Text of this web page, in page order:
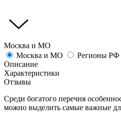
Москва и МО
Москва и МО
Регионы РФ
Описание
Характеристики
Отзывы
Среди богатого перечня
можно выделить самые важные